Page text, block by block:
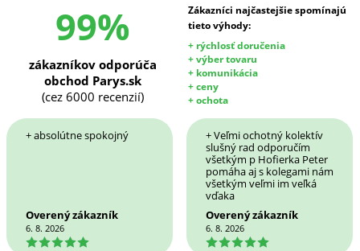
99%
Zákazníci najčastejšie spomínajú
tieto výhody:
+ rýchlosť doručenia
+ výber tovaru
+ komunikácia
+ ceny
+ ochota
zákazníkov odporúča
obchod Parys.sk
(cez 6000 recenzií)
+ absolútne spokojný
Overený zákazník
6. 8. 2026
5
+ Veľmi ochotný kolektív
slušný rad odporučím
všetkým p Hofierka Peter
pomáha aj s kolegami nám
všetkým veľmi im veľká
vďaka
Overený zákazník
6. 8. 2026
5